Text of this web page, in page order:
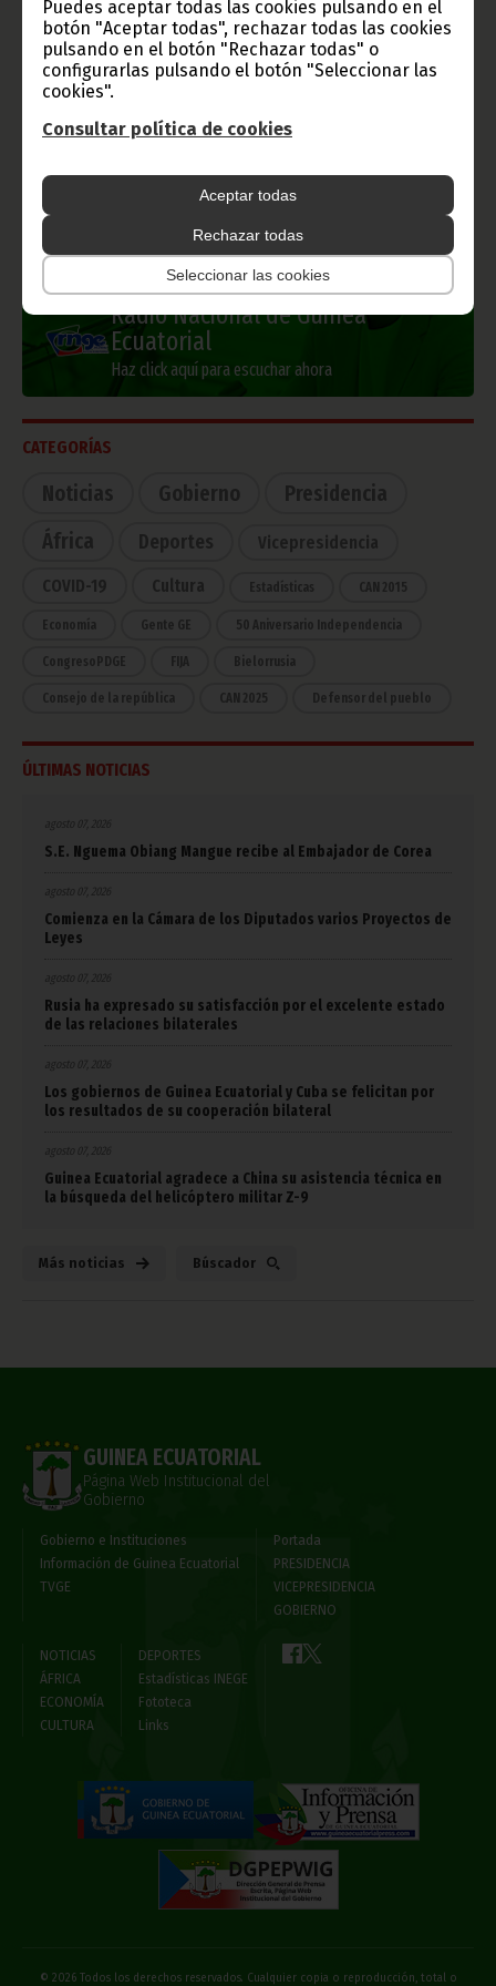
Puedes aceptar todas las cookies pulsando en el
botón "Aceptar todas", rechazar todas las cookies
pulsando en el botón "Rechazar todas" o
configurarlas pulsando el botón "Seleccionar las
cookies".
Consultar política de cookies
Aceptar todas
Rechazar todas
Seleccionar las cookies
Información de Guinea Ecuatorial
Radio Nacional de Guinea
Ecuatorial
Haz click aquí para escuchar ahora
CATEGORÍAS
Noticias Gobierno
Presidencia
África
Deportes Vicepresidencia
COVID-19 Cultura Estadísticas CAN 2015
Economía Gente GE 50 Aniversario Independencia
CongresoPDGE FIJA Bielorrusia
Consejo de la república CAN 2025 Defensor del pueblo
ÚLTIMAS NOTICIAS
agosto 07, 2026
S.E. Nguema Obiang Mangue recibe al Embajador de Corea
agosto 07, 2026
Comienza en la Cámara de los Diputados varios Proyectos de
Leyes
agosto 07, 2026
Rusia ha expresado su satisfacción por el excelente estado
de las relaciones bilaterales
agosto 07, 2026
Los gobiernos de Guinea Ecuatorial y Cuba se felicitan por
los resultados de su cooperación bilateral
agosto 07, 2026
Guinea Ecuatorial agradece a China su asistencia técnica en
la búsqueda del helicóptero militar Z-9
Más noticias Búscador
GUINEA ECUATORIAL
Página Web Institucional del
Gobierno
Gobierno e Instituciones
Información de Guinea Ecuatorial
TVGE
Portada
PRESIDENCIA
VICEPRESIDENCIA
GOBIERNO
NOTICIAS
ÁFRICA
ECONOMÍA
CULTURA
DEPORTES
Estadísticas INEGE
Fototeca
Links
© 2026 Todos los derechos reservados. Cualquier copia o reproducción, total o